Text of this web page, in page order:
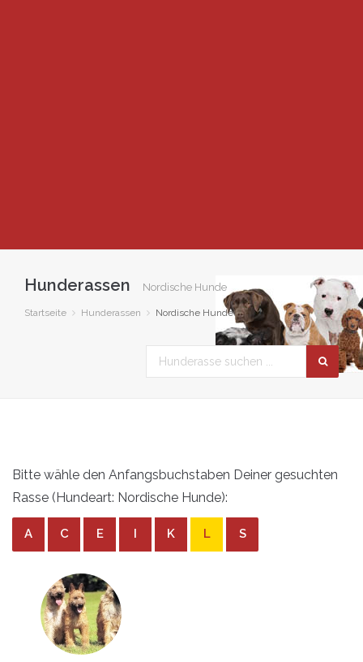
Hunderassen Nordische Hunde
Startseite Hunderassen Nordische Hunde
Bitte wähle den Anfangsbuchstaben Deiner gesuchten
Rasse (Hundeart: Nordische Hunde):
A C E I K L S